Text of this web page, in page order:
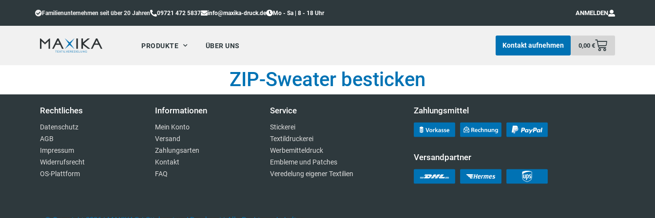
Familienunternehmen seit über 20 Jahren 09721 472 5837 info@maxika-druck.de Mo - Sa | 8 - 18 Uhr ANMELDEN
PRODUKTE ÜBER UNS 0,00 €
Kontakt aufnehmen
ZIP-Sweater besticken
Rechtliches
Datenschutz
AGB
Impressum
Widerrufsrecht
OS-Plattform
Informationen
Mein Konto
Versand
Zahlungsarten
Kontakt
FAQ
Service
Stickerei
Textildruckerei
Werbemitteldruck
Embleme und Patches
Veredelung eigener Textilien
Zahlungsmittel
Versandpartner